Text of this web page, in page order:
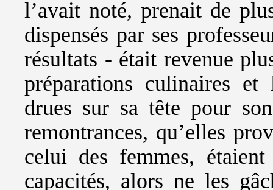
l’avait noté, prenait de
dispensés par ses
résultats - était revenue
préparations culinaires et
drues sur sa tête pour
remontrances, qu’elles
celui des femmes,
capacités, alors ne les